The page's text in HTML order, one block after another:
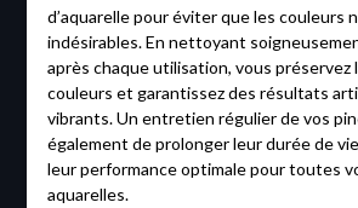
d’aquarelle pour éviter que les couleurs
indésirables. En nettoyant
après chaque utilisation, vous préservez
couleurs et garantissez des résultats
vibrants. Un entretien régulier de vos
également de prolonger leur durée de
leur performance optimale pour toutes
aquarelles.